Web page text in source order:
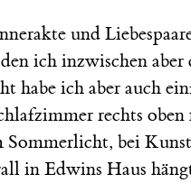
und
ich inzwischen aber
habe ich aber auch
rechts oben
Sommerlicht, bei
in Edwins Haus